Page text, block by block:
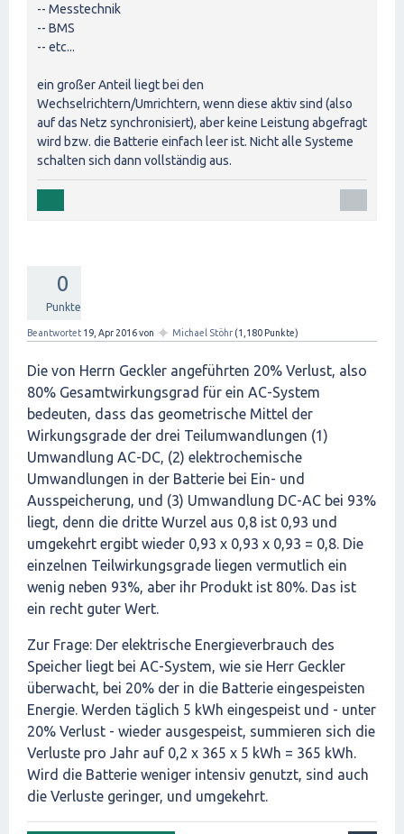
-- Messtechnik
-- BMS
-- etc...
ein großer Anteil liegt bei den
Wechselrichtern/Umrichtern, wenn diese aktiv sind (also
auf das Netz synchronisiert), aber keine Leistung abgefragt
wird bzw. die Batterie einfach leer ist. Nicht alle Systeme
schalten sich dann vollständig aus.
0
Punkte
Beantwortet 19, Apr 2016von ✦ Michael Stöhr (1,180 Punkte)
Die von Herrn Geckler angeführten 20% Verlust, also
80% Gesamtwirkungsgrad für ein AC-System
bedeuten, dass das geometrische Mittel der
Wirkungsgrade der drei Teilumwandlungen (1)
Umwandlung AC-DC, (2) elektrochemische
Umwandlungen in der Batterie bei Ein- und
Ausspeicherung, und (3) Umwandlung DC-AC bei 93%
liegt, denn die dritte Wurzel aus 0,8 ist 0,93 und
umgekehrt ergibt wieder 0,93 x 0,93 x 0,93 = 0,8. Die
einzelnen Teilwirkungsgrade liegen vermutlich ein
wenig neben 93%, aber ihr Produkt ist 80%. Das ist
ein recht guter Wert.
Zur Frage: Der elektrische Energieverbrauch des
Speicher liegt bei AC-System, wie sie Herr Geckler
überwacht, bei 20% der in die Batterie eingespeisten
Energie. Werden täglich 5 kWh eingespeist und - unter
20% Verlust - wieder ausgespeist, summieren sich die
Verluste pro Jahr auf 0,2 x 365 x 5 kWh = 365 kWh.
Wird die Batterie weniger intensiv genutzt, sind auch
die Verluste geringer, und umgekehrt.